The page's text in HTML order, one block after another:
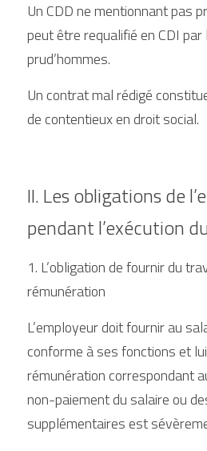
Un CDD ne mentionnant pas
peut être requalifié en CDI par
prud’hommes.
Un contrat mal rédigé
de contentieux en droit social.
II. Les obligations de
pendant l’exécution
1. L’obligation de fournir du
rémunération
L’employeur doit fournir au
conforme à ses fonctions et
rémunération correspondant
non-paiement du salaire ou
supplémentaires est